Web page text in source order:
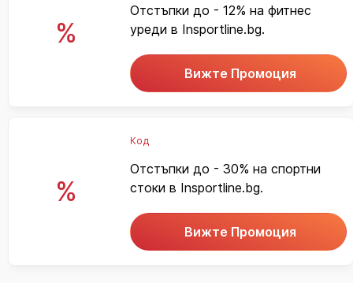
%
Отстъпки до - 12% на фитнес
уреди в Insportline.bg.
Вижте Промоция
%
Код
Отстъпки до - 30% на спортни
стоки в Insportline.bg.
Вижте Промоция